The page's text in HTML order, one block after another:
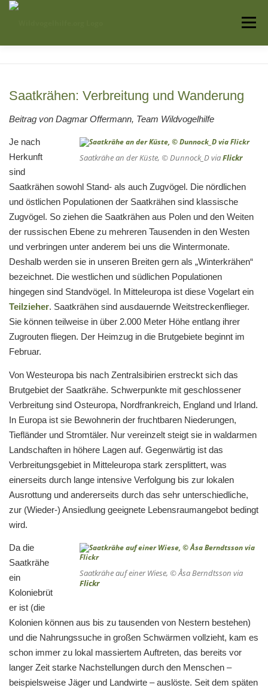
Zum
Menü
Auffangstationen
Saatkrähen: Verbreitung und Wanderung
Beitrag von Dagmar Offermann, Team Wildvogelhilfe
Saatkrähe an der Küste, © Dunnock_D viaFlickr
Je nach
Herkunft
sind
Saatkrähen sowohl Stand- als auch Zugvögel. Die nördlichen
und östlichen Populationen der Saatkrähen sind klassische
Zugvögel. So ziehen die Saatkrähen aus Polen und den Weiten
der russischen Ebene zu mehreren Tausenden in den Westen
und verbringen unter anderem bei uns die Wintermonate.
Deshalb werden sie in unseren Breiten gern als „Winterkrähen“
bezeichnet. Die westlichen und südlichen Populationen
hingegen sind Standvögel. In Mitteleuropa ist diese Vogelart ein
Teilzieher. Saatkrähen sind ausdauernde Weitstreckenflieger.
Sie können teilweise in über 2.000 Meter Höhe entlang ihrer
Zugrouten fliegen. Der Heimzug in die Brutgebiete beginnt im
Februar.
Von Westeuropa bis nach Zentralsibirien erstreckt sich das
Brutgebiet der Saatkrähe. Schwerpunkte mit geschlossener
Verbreitung sind Osteuropa, Nordfrankreich, England und Irland.
In Europa ist sie Bewohnerin der fruchtbaren Niederungen,
Tiefländer und Stromtäler. Nur vereinzelt steigt sie in waldarmen
Landschaften in höhere Lagen auf. Gegenwärtig ist das
Verbreitungsgebiet in Mitteleuropa stark zersplittert, was
einerseits durch lange intensive Verfolgung bis zur lokalen
Ausrottung und andererseits durch das sehr unterschiedliche,
zur (Wieder-) Ansiedlung geeignete Lebensraumangebot bedingt
wird.
Saatkrähe auf einer Wiese, © Åsa Berndtsson via
Flickr
Da die
Saatkrähe
ein
Koloniebrüt
er ist (die
Kolonien können aus bis zu tausenden von Nestern bestehen)
und die Nahrungssuche in großen Schwärmen vollzieht, kam es
schon immer zu lokal massiertem Auftreten, das bereits vor
langer Zeit starke Nachstellungen durch den Menschen –
beispielsweise Jäger und Landwirte – auslöste. Seit dem späten